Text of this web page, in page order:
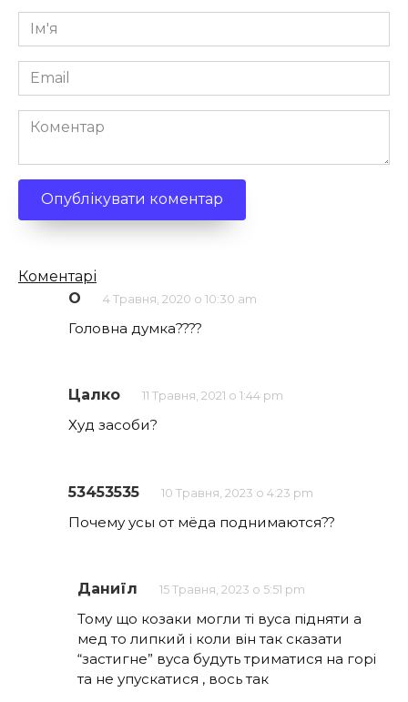
Ім'я
*
Email
*
Коментар
Кількість
коментарів
Коментарі
О
4 Травня, 2020 о 10:30 am
Головна думка????
Цалко 11 Травня, 2021 о 1:44 pm
Худ засоби?
53453535 10 Травня, 2023 о 4:23 pm
Почему усы от мёда поднимаются??
Даниїл 15 Травня, 2023 о 5:51 pm
Тому що козаки могли ті вуса підняти а
мед то липкий і коли він так сказати
“застигне” вуса будуть триматися на горі
та не упускатися , вось так